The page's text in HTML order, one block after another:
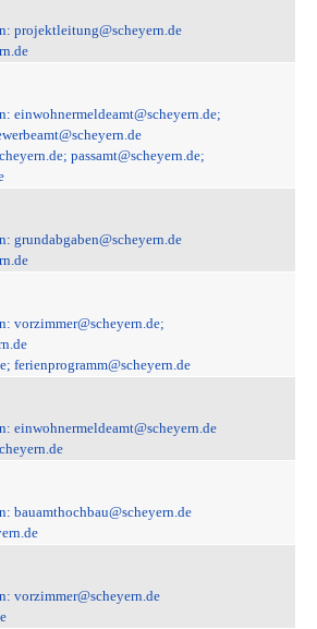
passamt@scheyern.de;
ferienprogramm@scheyern.de